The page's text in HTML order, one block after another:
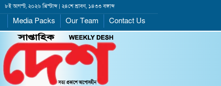
৮ই আগস্ট, ২০২৬ খ্রিস্টাব্দ | ২৪শে শ্রাবণ, ১৪৩৩ বঙ্গাব্দ
Media Packs Our Team Contact Us